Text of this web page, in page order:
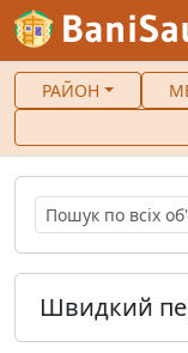
РАЙОН
Швидкий